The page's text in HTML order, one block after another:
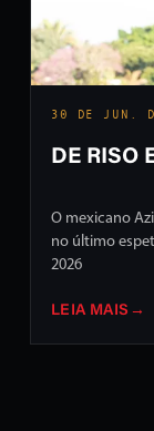
30 DE JUN.
DE RISO
O mexicano
no último
2026
LEIA MAIS →